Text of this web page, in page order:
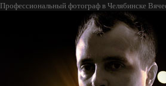
Профессиональный фотограф в Челябинске